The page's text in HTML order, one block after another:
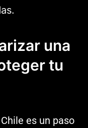
una
tu
es un paso